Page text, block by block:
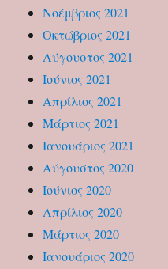
Νοέμβριος 2021
Οκτώβριος 2021
Αύγουστος 2021
Ιούνιος 2021
Απρίλιος 2021
Μάρτιος 2021
Ιανουάριος 2021
Αύγουστος 2020
Ιούνιος 2020
Απρίλιος 2020
Μάρτιος 2020
Ιανουάριος 2020